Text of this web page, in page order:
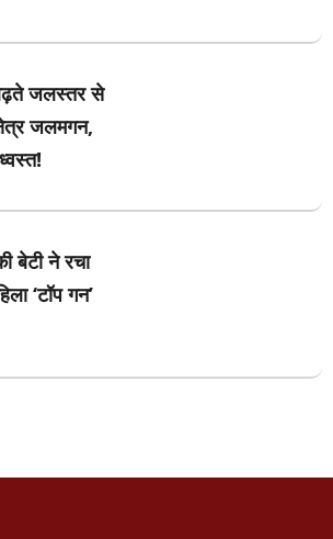
जलस्तर से
जलमगन,
बेटी ने रचा
‘टॉप गन’